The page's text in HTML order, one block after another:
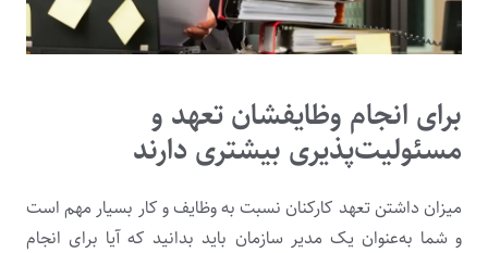
برای انجام وظایفشان تعهد و
مسئولیت‌پذیری بیشتری دارند
میزان داشتن تعهد کارکنان نسبت به وظایف و کار بسیار مهم است
و شما به‌‌عنوان یک مدیر سازمان باید بدانید که آیا برای انجام